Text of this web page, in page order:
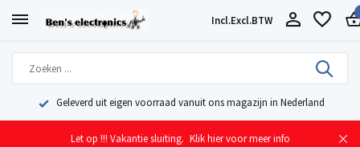
Incl.Excl.BTW
Geleverd uit eigen voorraad vanuit ons magazijn in Nederland
Let op !!! Vakantie sluiting. Klik hier voor meer info